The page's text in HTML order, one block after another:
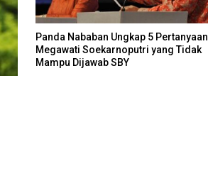
Panda Nababan Ungkap 5 Pertanyaan
Megawati Soekarnoputri yang Tidak
Mampu Dijawab SBY